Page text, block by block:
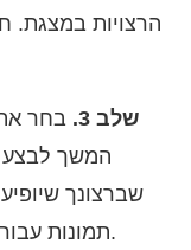
הרצויות במצגת.
שלב 3.
בחר
המשך לבצע
שברצונך
תמונות עבור מצגת השקופיות שלך באלבום אחד.